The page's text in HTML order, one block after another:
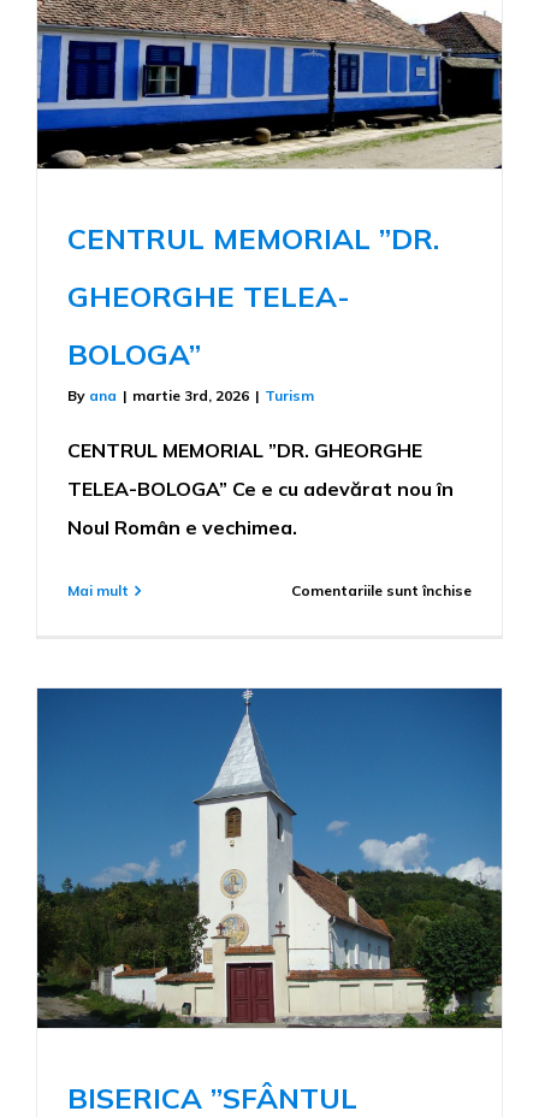
CENTRUL MEMORIAL ”DR.
GHEORGHE TELEA-
BOLOGA”
By ana | martie 3rd, 2026 | Turism
CENTRUL MEMORIAL ”DR. GHEORGHE
TELEA-BOLOGA” Ce e cu adevărat nou în
Noul Român e vechimea.
Mai mult Comentariile sunt închisepentru
BISERICA ”SFÂNTUL